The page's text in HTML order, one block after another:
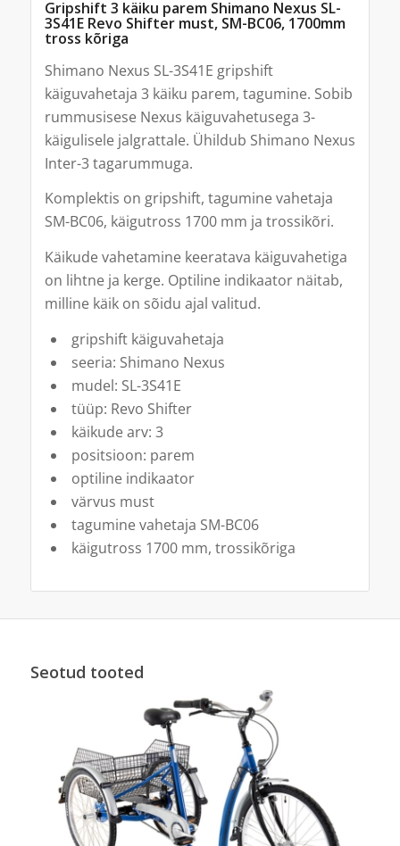
Gripshift 3 käiku parem Shimano Nexus SL-
3S41E Revo Shifter must, SM-BC06, 1700mm
tross kõriga
Shimano Nexus SL-3S41E gripshift
käiguvahetaja 3 käiku parem, tagumine. Sobib
rummusisese Nexus käiguvahetusega 3-
käigulisele jalgrattale. Ühildub Shimano Nexus
Inter-3 tagarummuga.
Komplektis on gripshift, tagumine vahetaja
SM-BC06, käigutross 1700 mm ja trossikõri.
Käikude vahetamine keeratava käiguvahetiga
on lihtne ja kerge. Optiline indikaator näitab,
milline käik on sõidu ajal valitud.
gripshift käiguvahetaja
seeria: Shimano Nexus
mudel: SL-3S41E
tüüp: Revo Shifter
käikude arv: 3
positsioon: parem
optiline indikaator
värvus must
tagumine vahetaja SM-BC06
käigutross 1700 mm, trossikõriga
Seotud tooted